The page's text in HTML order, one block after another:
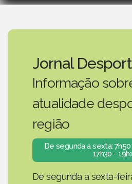
Jornal
Informação
atualidade
região
De segunda a sexta: 7h50
17h30 -
De segunda a sexta-